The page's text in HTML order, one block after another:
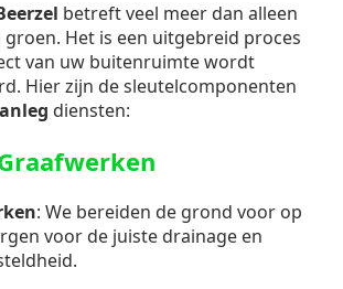
betreft veel meer dan alleen
Het is een uitgebreid proces
van uw buitenruimte wordt
Hier zijn de sleutelcomponenten
diensten:
: We bereiden de grond voor op
voor de juiste drainage en